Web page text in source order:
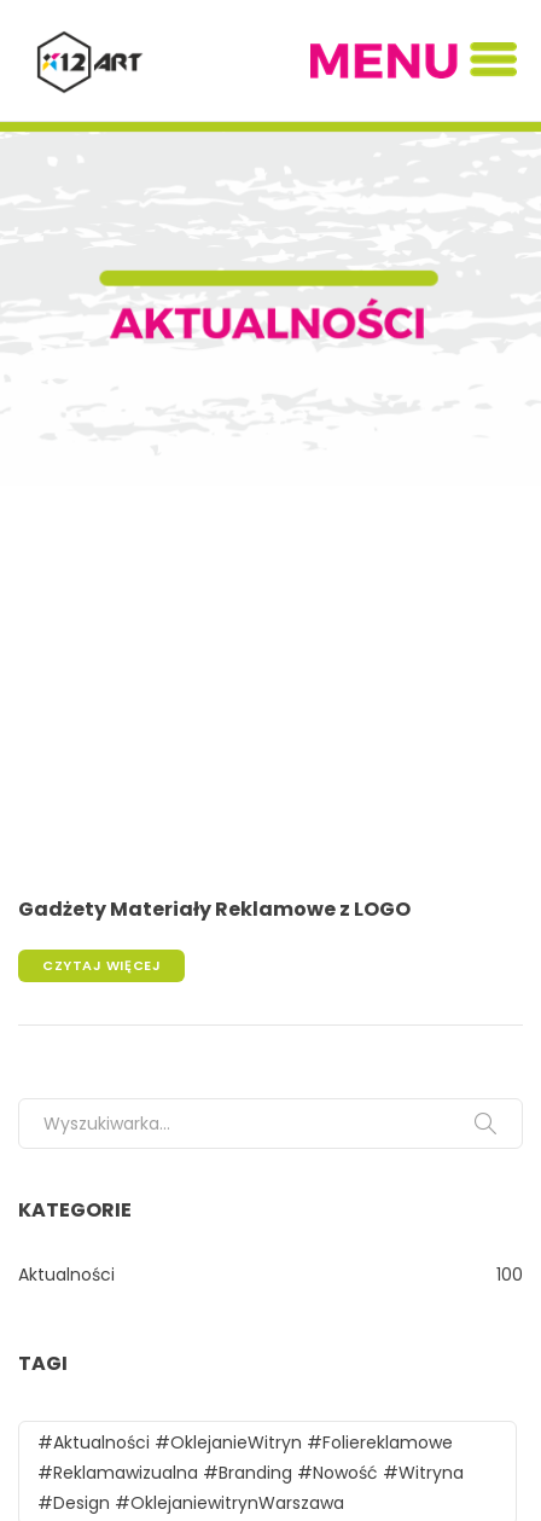
Gadżety Materiały Reklamowe z LOGO
CZYTAJ WIĘCEJ
Search for:
KATEGORIE
Aktualności 100
TAGI
#aktualności #oklejanieWitryn #foliereklamowe
#reklamawizualna #branding #nowość #witryna
#design #oklejaniewitrynWarszawa